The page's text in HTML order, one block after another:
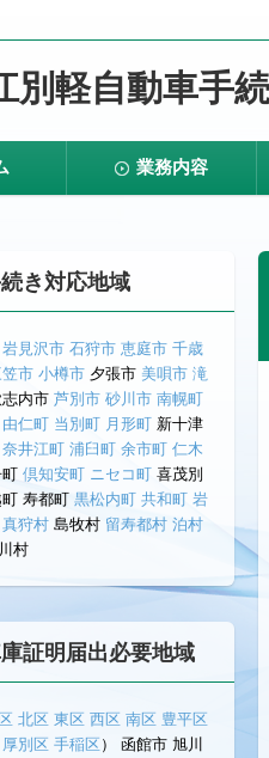
別軽自動車手
業務内容
き対応地域
岩見沢市 石狩市 恵庭市 千歳
市 小樽市 夕張市 美唄市 滝
内市 芦別市 砂川市 南幌町
由仁町 当別町 月形町 新十津
奈井江町 浦臼町 余市町 仁木
倶知安町 ニセコ町 喜茂別
寿都町 黒松内町 共和町 岩
真狩村 島牧村 留寿都村 泊村
村
証明届出必要地域
北区 東区 西区 南区 豊平区
厚別区 手稲区 ） 函館市 旭川